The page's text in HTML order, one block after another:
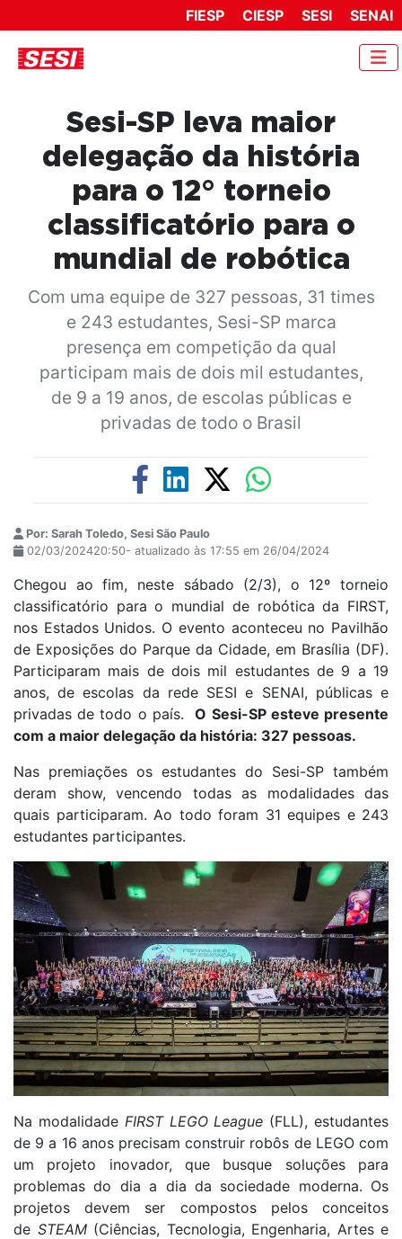
FIESP CIESP SESI SENAI
Sesi-SP leva maior
delegação da história
para o 12° torneio
classificatório para o
mundial de robótica
Com uma equipe de 327 pessoas, 31 times
e 243 estudantes, Sesi-SP marca
presença em competição da qual
participam mais de dois mil estudantes,
de 9 a 19 anos, de escolas públicas e
privadas de todo o Brasil
Por: Sarah Toledo, Sesi São Paulo
02/03/202420:50- atualizado às 17:55 em 26/04/2024
Chegou ao fim, neste sábado (2/3), o 12º torneio
classificatório para o mundial de robótica da FIRST,
nos Estados Unidos. O evento aconteceu no Pavilhão
de Exposições do Parque da Cidade, em Brasília (DF).
Participaram mais de dois mil estudantes de 9 a 19
anos, de escolas da rede SESI e SENAI, públicas e
privadas de todo o país.O Sesi-SP esteve presente
com a maior delegação da história: 327 pessoas.
Nas premiações os estudantes do Sesi-SP também
deram show, vencendo todas as modalidades das
quais participaram. Ao todo foram 31 equipes e 243
estudantes participantes.
Na modalidadeFIRST LEGO League (FLL), estudantes
de 9 a 16 anos precisam construir robôs de LEGO com
um projeto inovador, que busque soluções para
problemas do dia a dia da sociedade moderna. Os
projetos devem ser compostos pelos conceitos
de STEAM(Ciências, Tecnologia, Engenharia, Artes e